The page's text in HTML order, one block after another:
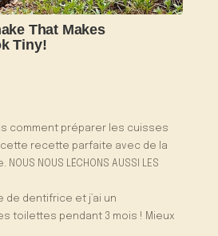
comment préparer les cuisses
cette recette parfaite avec de la
NOUS LÉCHONS AUSSI LES
de dentifrice et j’ai un
toilettes pendant 3 mois ! Mieux